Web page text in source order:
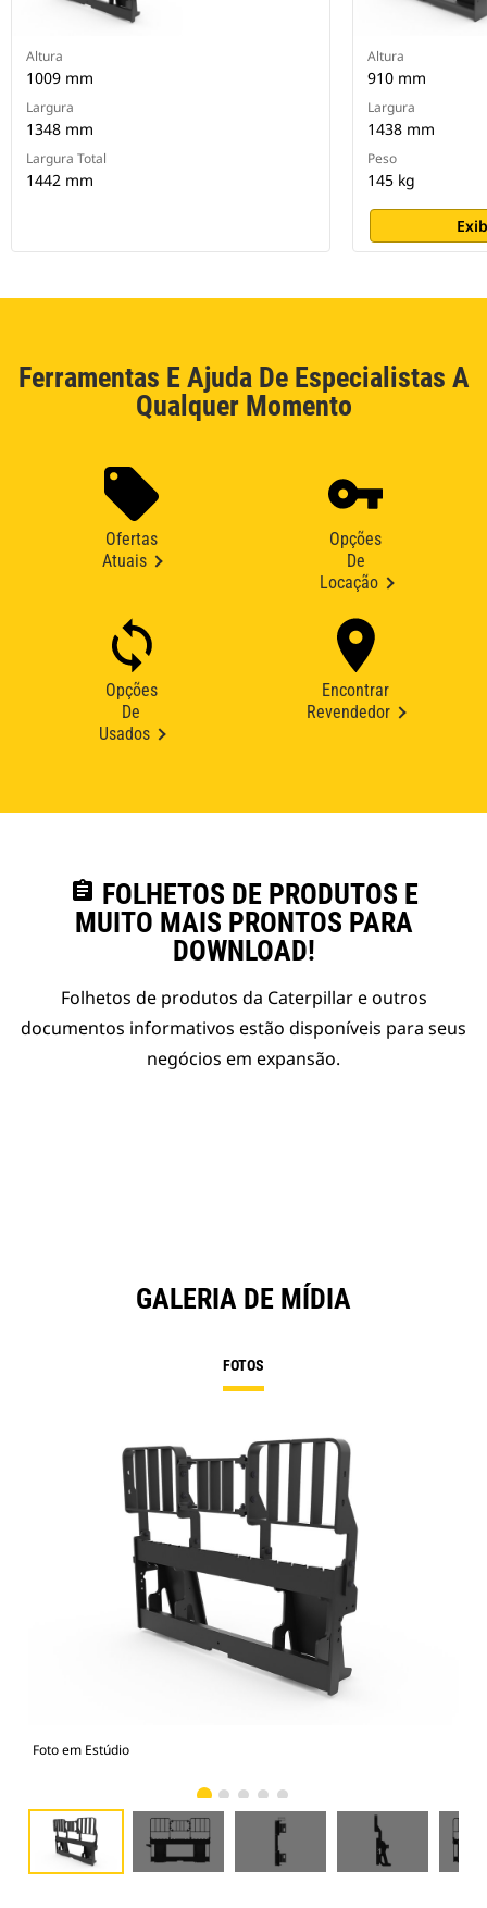
Altura
1009 mm
Largura
1348 mm
Largura Total
1442 mm
Altura
910 mm
Largura
1438 mm
Peso
145 kg
Ferramentas E Ajuda De Especialistas A
Qualquer Momento
Ofertas
Atuais
Opções
De
Locação
Opções
De
Usados
Encontrar
Revendedor
assignment FOLHETOS DE PRODUTOS E
MUITO MAIS PRONTOS PARA
DOWNLOAD!
Folhetos de produtos da Caterpillar e outros
documentos informativos estão disponíveis para seus
negócios em expansão.
GALERIA DE MÍDIA
FOTOS
Foto em Estúdio